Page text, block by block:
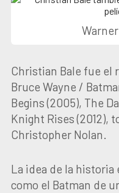
Christian Bale fue el
Bruce Wayne /
Begins (2005), The
Knight Rises (2012),
Christopher Nolan.
La idea de la historia
como el Batman de